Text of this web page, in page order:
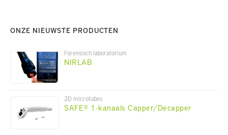
ONZE NIEUWSTE PRODUCTEN
Forensisch laboratorium
NIRLAB
2D microtubes
SAFE® 1-kanaals Capper/Decapper